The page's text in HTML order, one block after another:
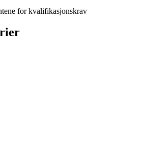
for kvalifikasjonskrav